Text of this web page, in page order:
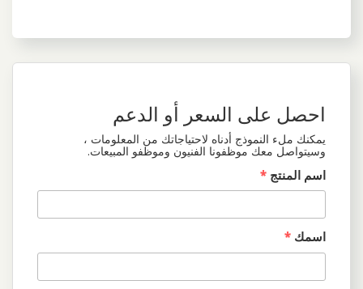
احصل على السعر أو الدعم
يمكنك ملء النموذج أدناه لاحتياجاتك من المعلومات ،
وسيتواصل معك موظفونا الفنيون وموظفو المبيعات.
اسم المنتج *
اسمك *